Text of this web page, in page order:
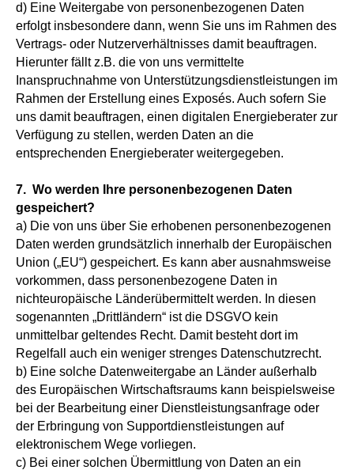
d) Eine Weitergabe von personenbezogenen Daten
erfolgt insbesondere dann, wenn Sie uns im Rahmen des
Vertrags- oder Nutzerverhältnisses damit beauftragen.
Hierunter fällt z.B. die von uns vermittelte
Inanspruchnahme von Unterstützungsdienstleistungen im
Rahmen der Erstellung eines Exposés. Auch sofern Sie
uns damit beauftragen, einen digitalen Energieberater zur
Verfügung zu stellen, werden Daten an die
entsprechenden Energieberater weitergegeben.
7. Wo werden Ihre personenbezogenen Daten
gespeichert?
a) Die von uns über Sie erhobenen personenbezogenen
Daten werden grundsätzlich innerhalb der Europäischen
Union („EU“) gespeichert. Es kann aber ausnahmsweise
vorkommen, dass personenbezogene Daten in
nichteuropäische Länderübermittelt werden. In diesen
sogenannten „Drittländern“ ist die DSGVO kein
unmittelbar geltendes Recht. Damit besteht dort im
Regelfall auch ein weniger strenges Datenschutzrecht.
b) Eine solche Datenweitergabe an Länder außerhalb
des Europäischen Wirtschaftsraums kann beispielsweise
bei der Bearbeitung einer Dienstleistungsanfrage oder
der Erbringung von Supportdienstleistungen auf
elektronischem Wege vorliegen.
c) Bei einer solchen Übermittlung von Daten an ein